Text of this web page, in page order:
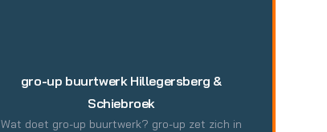
gro-up buurtwerk Hillegersberg &
Schiebroek
Wat doet gro-up buurtwerk? gro-up zet zich in